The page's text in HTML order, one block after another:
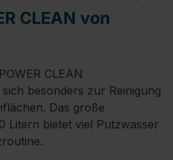
CLEAN von
CLEAN
besonders zur Reinigung
Das große
Litern bietet viel Putzwasser